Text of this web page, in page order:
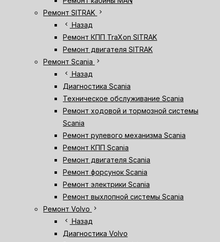
Ремонт SITRAK chevron_right
chevron_left Назад
Ремонт КПП TraXon SITRAK
Ремонт двигателя SITRAK
Ремонт Scania
chevron_right
chevron_left Назад
Диагностика Scania
Техническое обслуживание Scania
Ремонт ходовой и тормозной системы
Scania
Ремонт рулевого механизма Scania
Ремонт КПП Scania
Ремонт двигателя Scania
Ремонт форсунок Scania
Ремонт электрики Scania
Ремонт выхлопной системы Scania
Ремонт Volvo
chevron_right
chevron_left Назад
Диагностика Volvo